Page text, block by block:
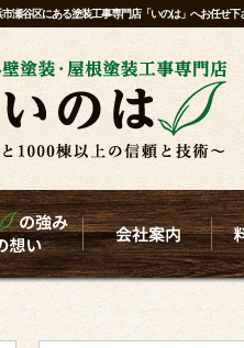
瀬谷区にある塗装工事専門店「いのは」へお任せ